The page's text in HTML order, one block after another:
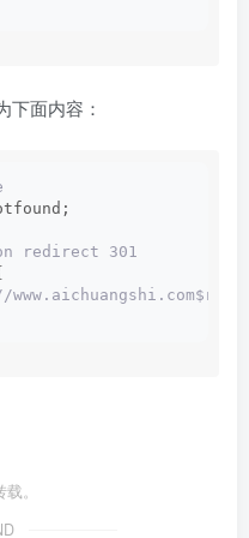
下面内容：
redirect 301
。